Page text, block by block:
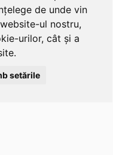
de unde vin
ul nostru,
urilor, cât și a
setările